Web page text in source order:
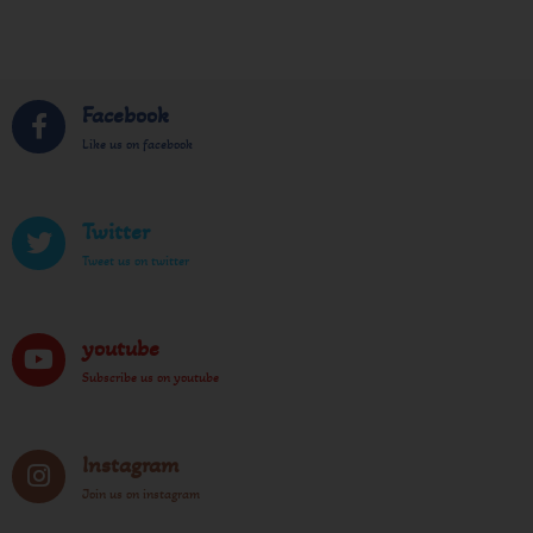
Facebook
Like us on facebook
Twitter
Tweet us on twitter
youtube
Subscribe us on youtube
Instagram
Join us on instagram